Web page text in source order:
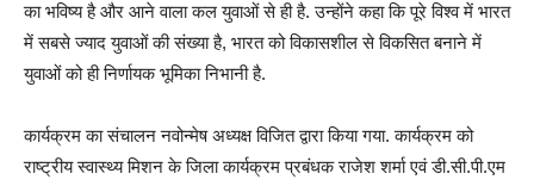
का भविष्य है और आने वाला कल युवाओं से ही है. उन्होंने कहा कि पूरे विश्व में भारत
में सबसे ज्याद युवाओं की संख्या है, भारत को विकासशील से विकसित बनाने में
युवाओं को ही निर्णायक भूमिका निभानी है.
कार्यक्रम का संचालन नवोन्मेष अध्यक्ष विजित द्वारा किया गया. कार्यक्रम को
राष्ट्रीय स्वास्थ्य मिशन के जिला कार्यक्रम प्रबंधक राजेश शर्मा एवं डी.सी.पी.एम